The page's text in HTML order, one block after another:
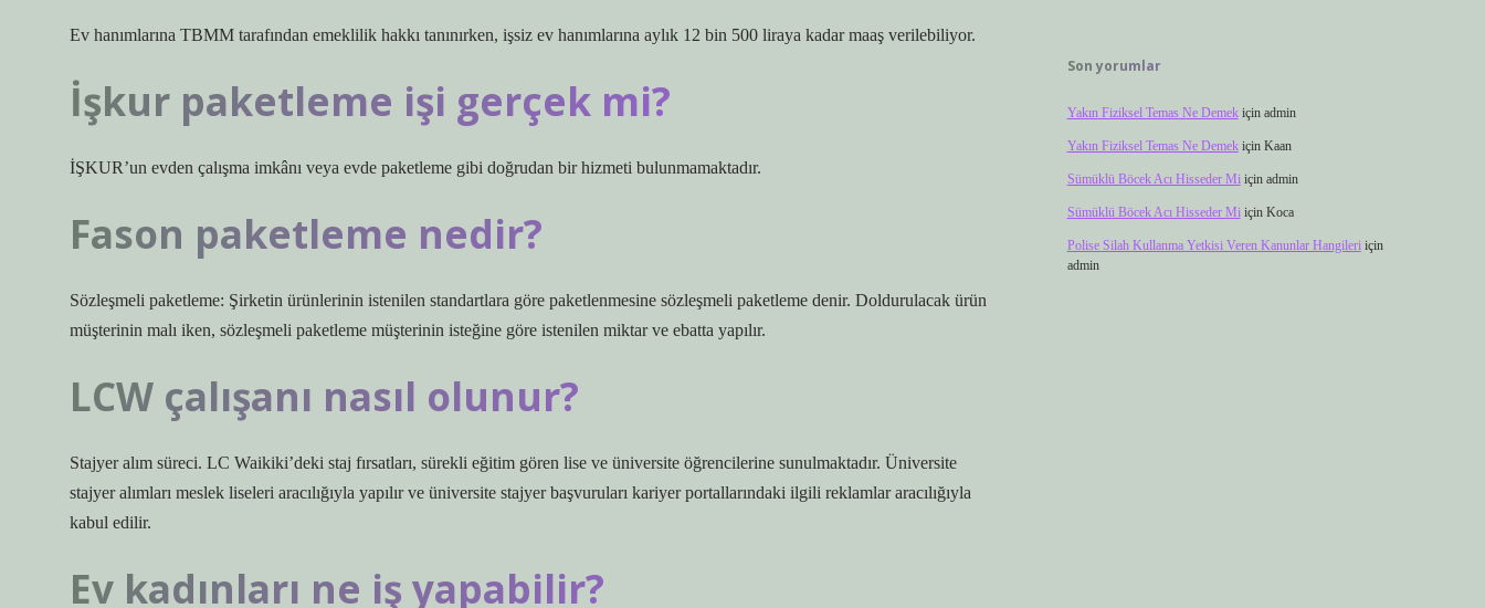
Ev hanımlarına TBMM tarafından emeklilik hakkı tanınırken, işsiz ev hanımlarına aylık 12 bin 500 liraya kadar maaş verilebiliyor.
İşkur paketleme işi gerçek mi?
İŞKUR’un evden çalışma imkânı veya evde paketleme gibi doğrudan bir hizmeti bulunmamaktadır.
Fason paketleme nedir?
Sözleşmeli paketleme: Şirketin ürünlerinin istenilen standartlara göre paketlenmesine sözleşmeli paketleme denir. Doldurulacak ürün
müşterinin malı iken, sözleşmeli paketleme müşterinin isteğine göre istenilen miktar ve ebatta yapılır.
LCW çalışanı nasıl olunur?
Stajyer alım süreci. LC Waikiki’deki staj fırsatları, sürekli eğitim gören lise ve üniversite öğrencilerine sunulmaktadır. Üniversite
stajyer alımları meslek liseleri aracılığıyla yapılır ve üniversite stajyer başvuruları kariyer portallarındaki ilgili reklamlar aracılığıyla
kabul edilir.
Ev kadınları ne iş yapabilir?
Son yorumlar
Yakın Fiziksel Temas Ne Demekiçin admin
Yakın Fiziksel Temas Ne Demekiçin Kaan
Sümüklü Böcek Acı Hisseder Miiçin admin
Sümüklü Böcek Acı Hisseder Miiçin Koca
Polise Silah Kullanma Yetkisi Veren Kanunlar Hangileriiçin
admin